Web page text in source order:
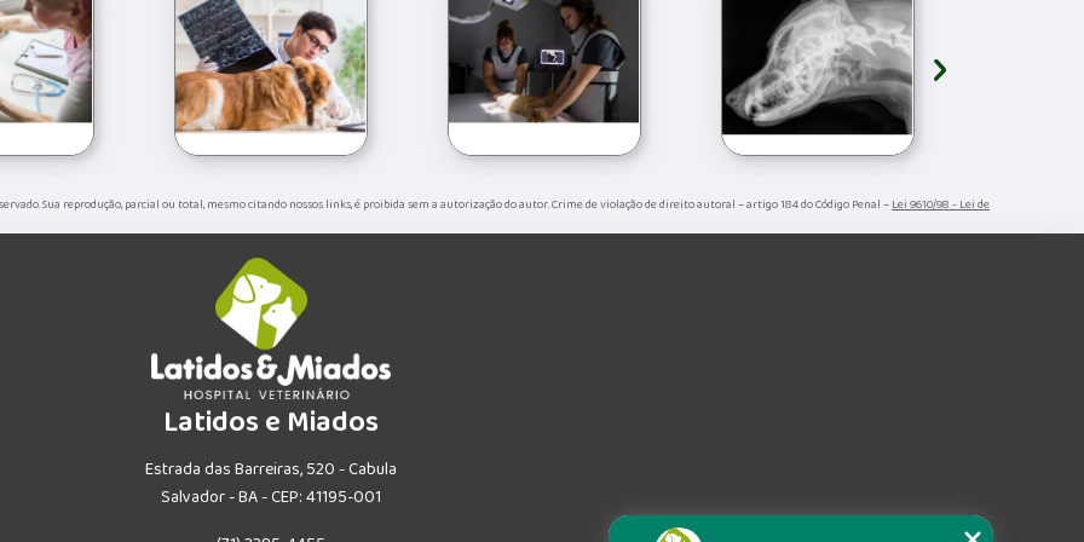
›
Sua reprodução, parcial ou total, mesmo citando nossos links, é proibida sem a autorização do autor. Crime de violação de direito autoral – artigo 184 do Código Penal –Lei 9610/98 - Lei de
Latidos e Miados
Estrada das Barreiras, 520 - Cabula
Salvador - BA - CEP: 41195-001